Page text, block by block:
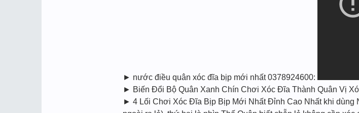
► nước điều quân xóc đĩa bịp mới nhất 0378924600:
► Biến Đổi Bộ Quân Xanh Chín Chơi Xóc Đĩa Thành Quân Vị
► 4 Lối Chơi Xóc Đĩa Bịp Bịp Mới Nhất Đỉnh Cao Nhất khi dùng